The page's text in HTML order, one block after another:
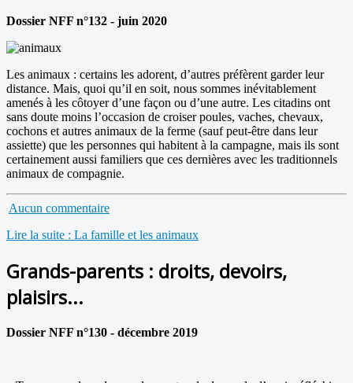
Dossier NFF n°132 - juin 2020
Les animaux : certains les adorent, d’autres préfèrent garder leur
distance. Mais, quoi qu’il en soit, nous sommes inévitablement
amenés à les côtoyer d’une façon ou d’une autre. Les citadins ont
sans doute moins l’occasion de croiser poules, vaches, chevaux,
cochons et autres animaux de la ferme (sauf peut-être dans leur
assiette) que les personnes qui habitent à la campagne, mais ils sont
certainement aussi familiers que ces dernières avec les traditionnels
animaux de compagnie.
Aucun commentaire
Lire la suite : La famille et les animaux
Grands-parents : droits, devoirs,
plaisirs...
Dossier NFF n°130 - décembre 2019